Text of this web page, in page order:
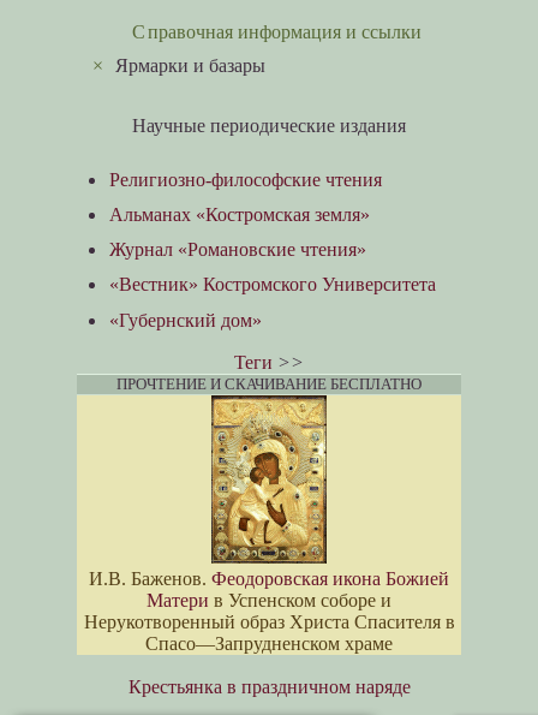
Справочная информация и ссылки
Ярмарки и базары
Научные периодические издания
Религиозно-философские чтения
Альманах «Костромская земля»
Журнал «Романовские чтения»
«Вестник» Костромского Университета
«Губернский дом»
Теги >>
ПРОЧТЕНИЕ И СКАЧИВАНИЕ БЕСПЛАТНО
И.В. Баженов. Феодоровская икона Божией
Матери в Успенском соборе и
Нерукотворенный образ Христа Спасителя в
Спасо—Запрудненском храме
Крестьянка в праздничном наряде